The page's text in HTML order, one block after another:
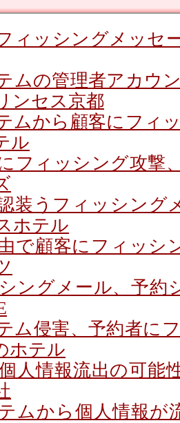
ィッシングメッセ
ムの管理者アカウ
ンセス京都
ムから顧客にフィ
ル
フィッシング攻撃
装うフィッシング
ホテル
で顧客にフィッシ
ングメール、予約
ム侵害、予約者に
ホテル
人情報流出の可能
ムから個人情報が